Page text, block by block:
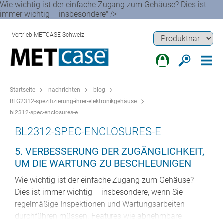
Wie wichtig ist der einfache Zugang zum Gehäuse? Dies ist
immer wichtig – insbesondere" />
Vertrieb METCASE Schweiz
Startseite nachrichten
blog
BLG2312-spezifizierung-ihrer-elektronikgehäuse
bl2312-spec-enclosures-e
BL2312-SPEC-ENCLOSURES-E
5. VERBESSERUNG DER ZUGÄNGLICHKEIT,
UM DIE WARTUNG ZU BESCHLEUNIGEN
Wie wichtig ist der einfache Zugang zum Gehäuse?
Dies ist immer wichtig – insbesondere, wenn Sie
regelmäßige Inspektionen und Wartungsarbeiten
durchführen müssen. Features wie abnehmbare